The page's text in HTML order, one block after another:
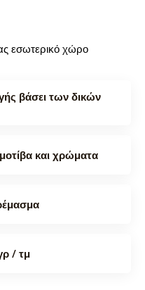
εσωτερικό χώρο
βάσει των δικών
και χρώματα
/ τμ